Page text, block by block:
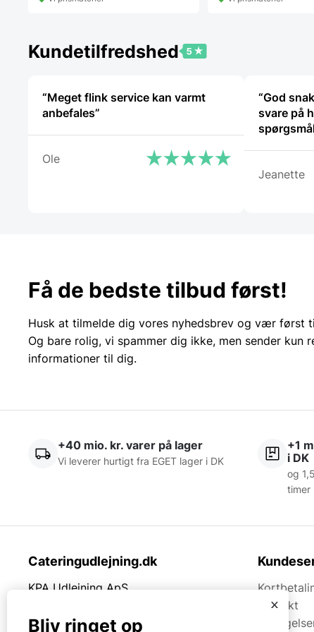
Kundetilfredshed
“Meget flink service kan varmt
anbefales”
Ole
“God
svare på
Jeanette
Få de bedste tilbud først!
Husk at tilmelde dig vores nyhedsbrev og vær først
Og bare rolig, vi spammer dig ikke, men sender kun
informationer til dig.
+40 mio. kr. varer på lager
Vi leverer hurtigt fra EGET lager i DK
+1
i DK
og
timer
Cateringudlejning.dk
KPA Udlejning ApS
7430 Ikast
Kontakt
x
Bliv ringet op